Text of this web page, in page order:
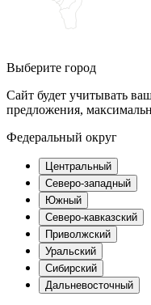
Выберите город
Сайт будет учитывать
предложения,
Федеральный округ
Центральный
Северо-западный
Южный
Северо-кавказский
Приволжский
Уральский
Сибирский
Дальневосточный